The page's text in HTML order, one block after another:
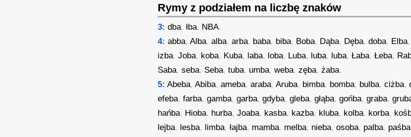
Rymy z podziałem na liczbę znaków
3: dba,łba, NBA,
4: abba,Alba,alba,arba, baba, biba, Boba, Dąba, Dęba,doba, Elba
izba,Joba, koba, Kuba, laba, loba, Luba, luba, luba,Łaba,Łeba,
Saba,seba, Seba,tuba, umba,weba,zęba,żaba,
5: Abeba,Abiba,ameba,araba,Aruba, bimba, bomba, bulba,ciżba,
efeba,farba,gamba,garba,gdyba,gleba,głąba,gońba,graba,
hańba, Hioba, hurba,Joaba, kasba, kazba, kluba, kolba, korba,
lejba, lesba, limba,łajba, mamba, melba, nieba,osoba, palba, paśba